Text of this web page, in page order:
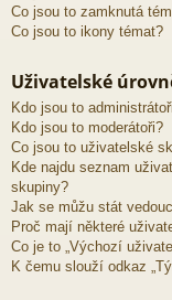
Co jsou to zamknutá
Co jsou to ikony témat?
Uživatelské
Kdo jsou to
Kdo jsou to moderátoři?
Co jsou to uživatelské
Kde najdu seznam
skupiny?
Jak se můžu stát
Proč mají některé
Co je to „Výchozí
K čemu slouží odkaz